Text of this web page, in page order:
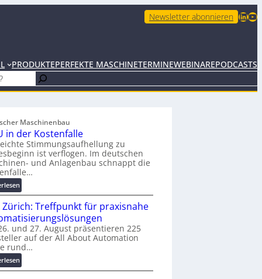
Newsletter abonnieren LinkedIn YouTube
PRODUKTEPERFEKTE MASCHINETERMINEWEBINAREPODCASTS
Maschinenbau
in der Kostenfalle
Stimmungsaufhellung zu
ist verflogen. Im deutschen
und Anlagenbau schnappt die
:
K
M
U
i
n
d
r
Zürich: Treffpunkt für praxisnahe
und 27. August präsentieren 225
auf der All About Automation
rund…
:
A